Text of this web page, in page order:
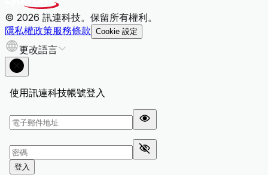
© 2026 訊連科技。保留所有權利。
隱私權政策服務條款 Cookie 設定
更改語言